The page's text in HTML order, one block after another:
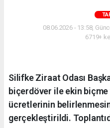
08.06.2026 - 13:58,
6719+
Silifke Ziraat Odası
biçerdöver ile ekin biçme
ücretlerinin
gerçekleştirildi.